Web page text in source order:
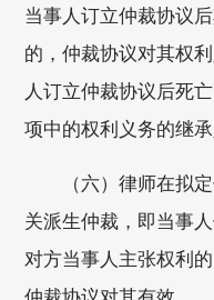
当事人订立仲裁协议
的，仲裁协议对其权
人订立仲裁协议后死
项中的权利义务的继承
（六）律师在拟
关派生仲裁，即当事
对方当事人主张权利